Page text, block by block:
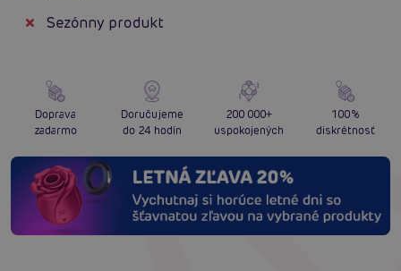
Sezónny produkt
Doprava
zadarmo
Doručujeme
do 24 hodín
200 000+
uspokojených
100%
diskrétnosť